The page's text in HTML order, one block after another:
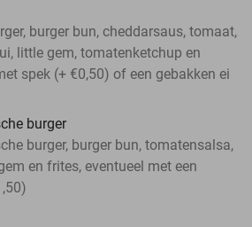
burger bun, cheddarsaus, tomaat,
little gem, tomatenketchup en
spek (+ €0,50) of een gebakken ei
burger
burger, burger bun, tomatensalsa,
en frites, eventueel met een